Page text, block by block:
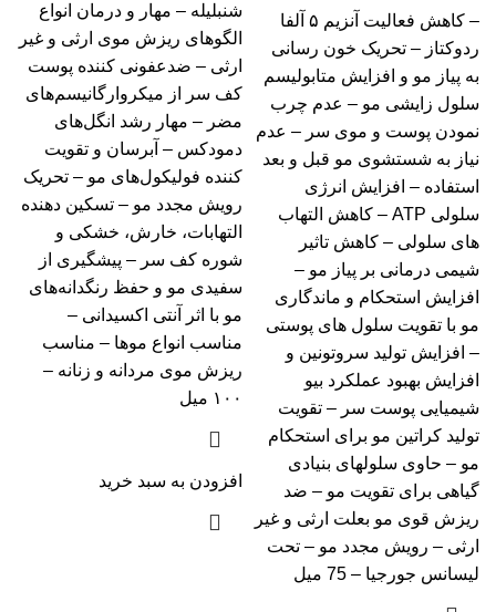
– کاهش فعالیت آنزیم ۵ آلفا
ردوکتاز – تحریک خون رسانی
به پیاز مو و افزایش متابولیسم
سلول زایشی مو – عدم چرب
نمودن پوست و موی سر – عدم
نیاز به شستشوی مو قبل و بعد
استفاده – افزایش انرژی
سلولی ATP – کاهش التهاب
های سلولی – کاهش تاثیر
شیمی درمانی بر پیاز مو –
افزایش استحکام و ماندگاری
مو با تقویت سلول های پوستی
– افزایش تولید سروتونین و
افزایش بهبود عملکرد بیو
شیمیایی پوست سر – تقویت
تولید کراتین مو برای استحکام
مو – حاوی سلولهای بنیادی
گیاهی برای تقویت مو – ضد
ریزش قوی مو بعلت ارثی و غیر
ارثی – رویش مجدد مو – تحت
لیسانس جورجیا – 75 میل
شنبلیله – مهار و درمان انواع
الگوهای ریزش موی ارثی و غیر
ارثی – ضدعفونی کننده پوست
کف سر از میکروارگانیسم‌های
مضر – مهار رشد انگل‌های
دمودکس – آبرسان و تقویت
کننده فولیکول‌های مو – تحریک
رویش مجدد مو – تسکین دهنده
التهابات، خارش، خشکی و
شوره کف سر – پیشگیری از
سفیدی مو و حفظ رنگدانه‌های
مو با اثر آنتی اکسیدانی –
مناسب انواع موها – مناسب
ریزش موی مردانه و زنانه –
۱۰۰ میل
افزودن به سبد خرید